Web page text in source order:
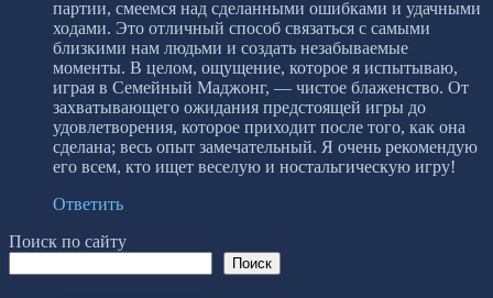
партии, смеемся над сделанными ошибками и удачными
ходами. Это отличный способ связаться с самыми
близкими нам людьми и создать незабываемые
моменты. В целом, ощущение, которое я испытываю,
играя в Семейный Маджонг, — чистое блаженство. От
захватывающего ожидания предстоящей игры до
удовлетворения, которое приходит после того, как она
сделана; весь опыт замечательный. Я очень рекомендую
его всем, кто ищет веселую и ностальгическую игру!
Ответить
Поиск по сайту
Поиск